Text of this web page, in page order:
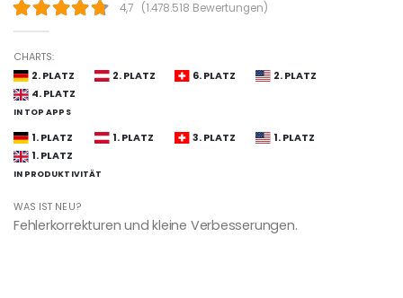
4,7 (1.478.518 Bewertungen)
CHARTS:
2. PLATZ
2. PLATZ 6. PLATZ
2. PLATZ
4. PLATZ
IN TOP APPS
1. PLATZ 1. PLATZ 3. PLATZ
1. PLATZ
1. PLATZ
IN PRODUKTIVITÄT
WAS IST NEU?
Fehlerkorrekturen und kleine Verbesserungen.